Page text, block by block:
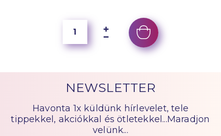
NEWSLETTER
Havonta 1x küldünk hírlevelet, tele
tippekkel, akciókkal és ötletekkel...Maradjon
velünk...